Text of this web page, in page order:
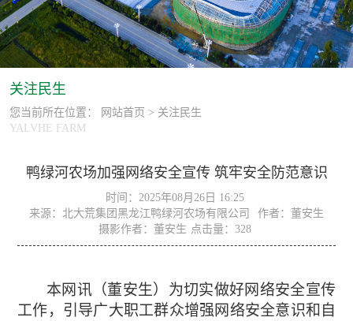
关注民生
您当前所在位置： 网站首页 > 关注民生
YALVHE FARM
鸭绿河农场加强网络安全宣传 筑牢安全防范意识
时间：2025年08月26日 16:25
来源：北大荒集团黑龙江鸭绿河农场有限公司
作者：董安生
摄影作者：董安生 点击量： 328
本网讯（董安生） 为切实做好网络安全宣传
工作，引导广大职工群众增强网络安全意识和自